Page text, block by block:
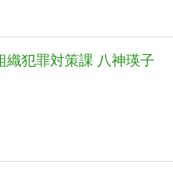
織犯罪対策課 八神瑛子